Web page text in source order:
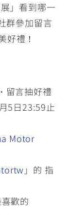
」看到哪一
群參加留言
好禮！
留言抽好禮
5日23:59止
Motor
」的 指
歡的